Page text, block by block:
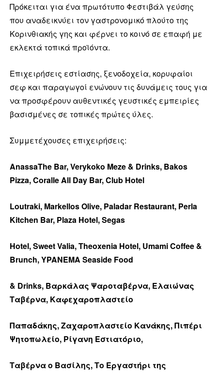
Πρόκειται για ένα πρωτότυπο Φεστιβάλ γεύσης
που αναδεικνύει τον γαστρονομικό πλούτο της
Κορινθιακής γης και φέρνει το κοινό σε επαφή με
εκλεκτά τοπικά προϊόντα.
Επιχειρήσεις εστίασης, ξενοδοχεία, κορυφαίοι
σεφ και παραγωγοί ενώνουν τις δυνάμεις τους για
να προσφέρουν αυθεντικές γευστικές εμπειρίες
βασισμένες σε τοπικές πρώτες ύλες.
Συμμετέχουσες επιχειρήσεις:
AnassaThe Bar, Verykoko Meze & Drinks, Bakos
Pizza, Coralle All Day Bar, Club Hotel
Loutraki, Markellos Olive, Paladar Restaurant, Perla
Kitchen Bar, Plaza Hotel, Segas
Hotel, Sweet Valia, Theoxenia Hotel, Umami Coffee &
Brunch, ΥPANEMA Seaside Food
& Drinks, Βαρκάλας Ψαροταβέρνα, Ελαιώνας
Ταβέρνα, Καφεχαροπλαστείο
Παπαδάκης, Ζαχαροπλαστείο Κανάκης, Πιπέρι
Ψητοπωλείο, Ρίγανη Εστιατόριο,
Ταβέρνα ο Βασίλης, Το Εργαστήρι της